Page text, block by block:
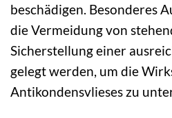
beschädigen. Besonderes
die Vermeidung von
Sicherstellung einer
gelegt werden, um die
Antikondensvlieses zu